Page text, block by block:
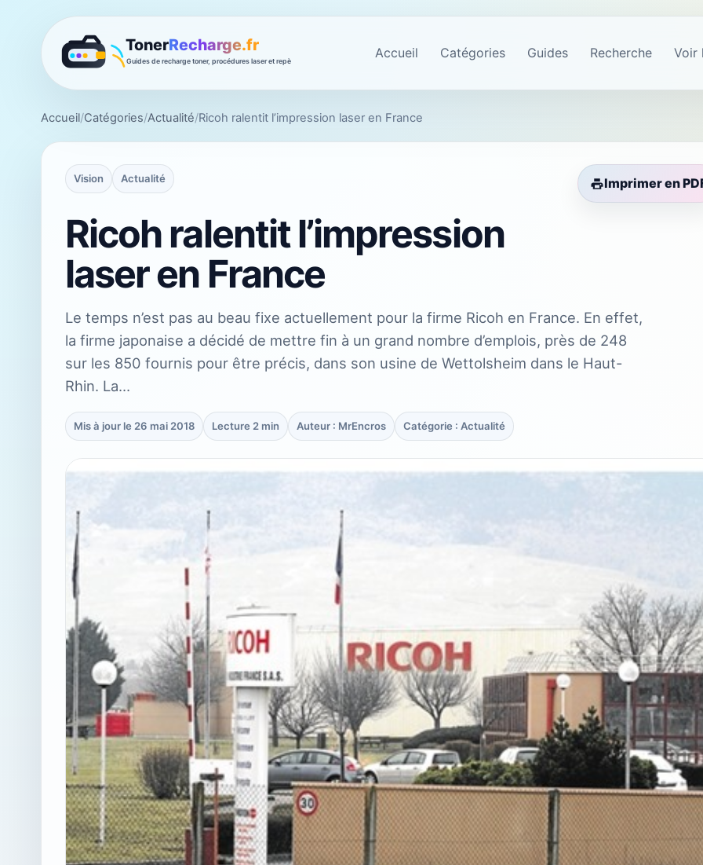
Accueil Catégories Guides Recherche Voir
Accueil/Catégories/Actualité/Ricoh ralentit l’impression laser en France
Vision Actualité Imprimer en
Ricoh ralentit l’impression
laser en France
Le temps n’est pas au beau fixe actuellement pour la firme Ricoh en France. En effet,
la firme japonaise a décidé de mettre fin à un grand nombre d’emplois, près de 248
sur les 850 fournis pour être précis, dans son usine de Wettolsheim dans le Haut-
Rhin. La…
Mis à jour le 26 mai 2018 Lecture 2 min Auteur : MrEncros Catégorie : Actualité